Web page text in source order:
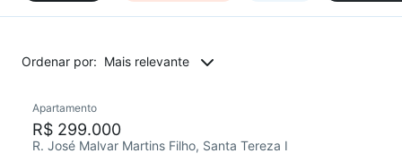
Ordenar por: Mais relevante
Apartamento
R$ 299.000
R. José Malvar Martins Filho, Santa Tereza I